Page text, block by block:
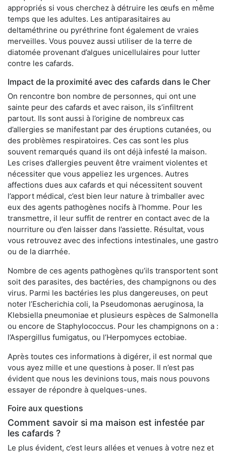
appropriés si vous cherchez à détruire les œufs en même
temps que les adultes. Les antiparasitaires au
deltaméthrine ou pyréthrine font également de vraies
merveilles. Vous pouvez aussi utiliser de la terre de
diatomée provenant d’algues unicellulaires pour lutter
contre les cafards.
Impact de la proximité avec des cafards dans le Cher
On rencontre bon nombre de personnes, qui ont une
sainte peur des cafards et avec raison, ils s’infiltrent
partout. Ils sont aussi à l’origine de nombreux cas
d’allergies se manifestant par des éruptions cutanées, ou
des problèmes respiratoires. Ces cas sont les plus
souvent remarqués quand ils ont déjà infesté la maison.
Les crises d’allergies peuvent être vraiment violentes et
nécessiter que vous appeliez les urgences. Autres
affections dues aux cafards et qui nécessitent souvent
l’apport médical, c’est bien leur nature à trimballer avec
eux des agents pathogènes nocifs à l’homme. Pour les
transmettre, il leur suffit de rentrer en contact avec de la
nourriture ou d’en laisser dans l’assiette. Résultat, vous
vous retrouvez avec des infections intestinales, une gastro
ou de la diarrhée.
Nombre de ces agents pathogènes qu’ils transportent sont
soit des parasites, des bactéries, des champignons ou des
virus. Parmi les bactéries les plus dangereuses, on peut
noter l’Escherichia coli, la Pseudomonas aeruginosa, la
Klebsiella pneumoniae et plusieurs espèces de Salmonella
ou encore de Staphylococcus. Pour les champignons on a :
l’Aspergillus fumigatus, ou l’Herpomyces ectobiae.
Après toutes ces informations à digérer, il est normal que
vous ayez mille et une questions à poser. Il n’est pas
évident que nous les devinions tous, mais nous pouvons
essayer de répondre à quelques-unes.
Foire aux questions
Comment savoir si ma maison est infestée par
les cafards ?
Le plus évident, c’est leurs allées et venues à votre nez et